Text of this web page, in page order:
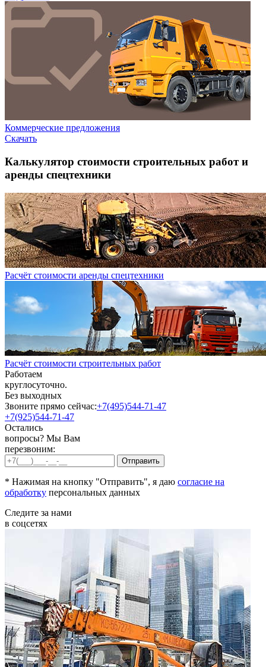
Коммерческие предложения
Скачать
Калькулятор стоимости строительных работ и
аренды спецтехники
Расчёт стоимости аренды спецтехники
Расчёт стоимости строительных работ
Работаем
круглосуточно.
Без выходных
Звоните прямо сейчас:+7(495)544-71-47
+7(925)544-71-47
Остались
вопросы? Мы Вам
перезвоним:
* Нажимая на кнопку "Отправить", я даю согласие на
обработку персональных данных
Следите за нами
в соцсетях